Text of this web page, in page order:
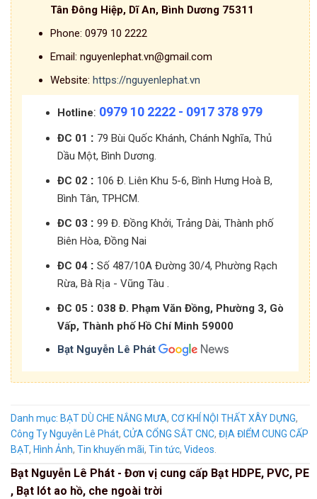
Tân Đông Hiệp, Dĩ An, Bình Dương 75311
Phone: 0979 10 2222
Email: nguyenlephat.vn@gmail.com
Website: https://nguyenlephat.vn
Hotline: 0979 10 2222 - 0917 378 979
ĐC 01 : 79 Bùi Quốc Khánh, Chánh Nghĩa, Thủ
Dầu Một, Bình Dương.
ĐC 02 : 106 Đ. Liên Khu 5-6, Bình Hưng Hoà B,
Bình Tân, TPHCM.
ĐC 03 : 99 Đ. Đồng Khởi, Trảng Dài, Thành phố
Biên Hòa, Đồng Nai
ĐC 04 : Số 487/10A Đường 30/4, Phường Rạch
Rừa, Bà Rịa - Vũng Tàu .
ĐC 05 : 038 Đ. Phạm Văn Đồng, Phường 3, Gò
Vấp, Thành phố Hồ Chí Minh 59000
Bạt Nguyễn Lê Phát
Danh mục: BẠT DÙ CHE NẮNG MƯA, CƠ KHÍ NỘI THẤT XÂY DỰNG,
Công Ty Nguyễn Lê Phát, CỬA CỔNG SẮT CNC, ĐỊA ĐIỂM CUNG CẤP
BẠT, Hình Ảnh, Tin khuyến mãi, Tin tức, Videos
Bạt Nguyễn Lê Phát - Đơn vị cung cấp Bạt HDPE, PVC, PE
, Bạt lót ao hồ, che ngoài trời